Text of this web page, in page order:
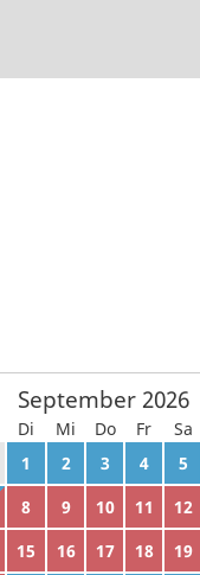
September 2026
Di Mi Do Fr Sa
1 2 3 4 5
8 9 10 11 12
15 16 17 18 19